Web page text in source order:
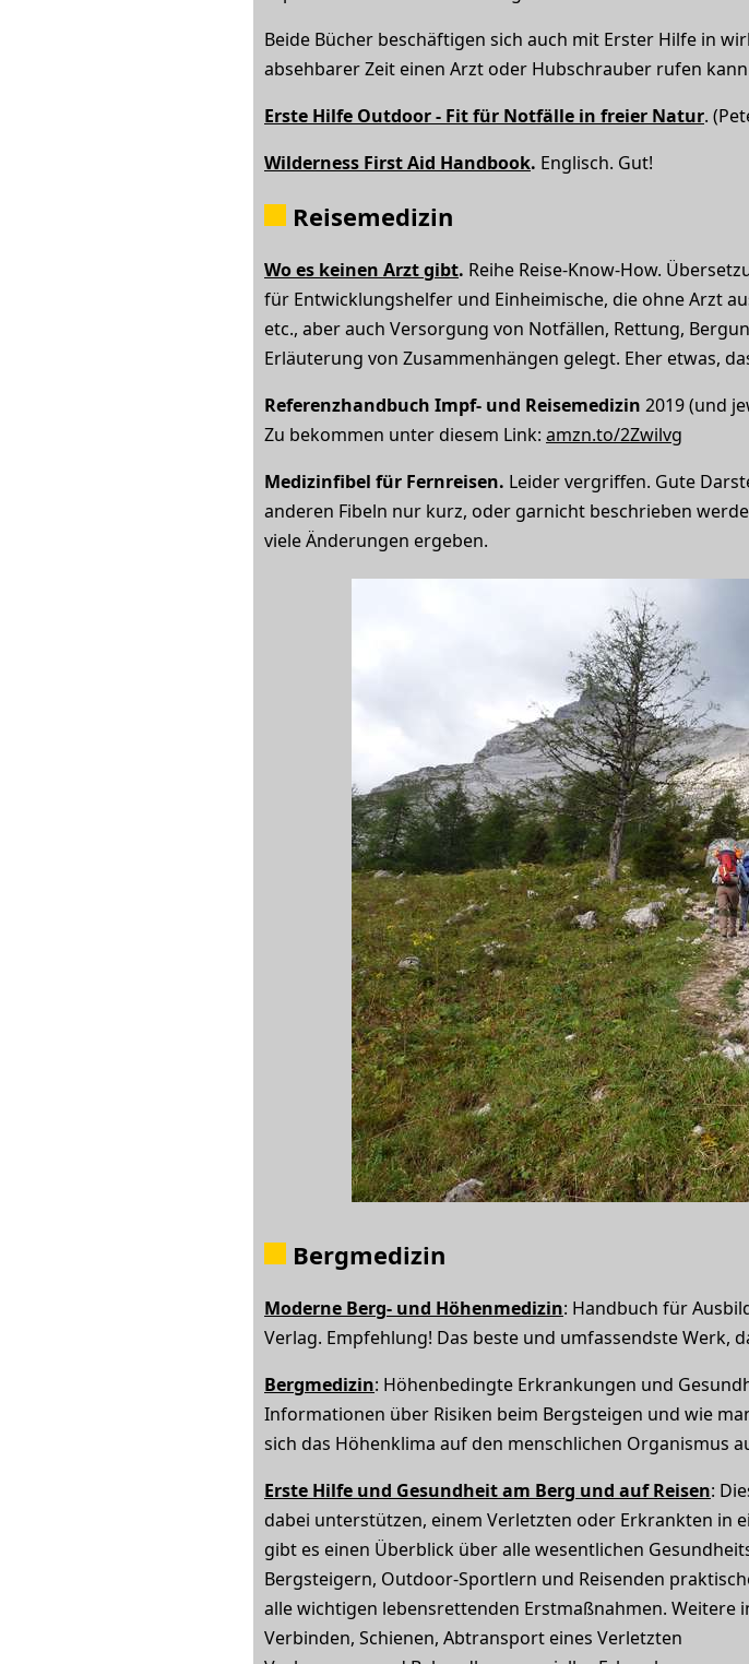
Beide Bücher beschäftigen sich auch mit Erster Hilfe in
absehbarer Zeit einen Arzt oder Hubschrauber rufen
Erste Hilfe Outdoor - Fit für Notfälle in freier Natur.
Wilderness First Aid Handbook. Englisch. Gut!
Reisemedizin
Wo es keinen Arzt gibt. Reihe Reise-Know-How.
für Entwicklungshelfer und Einheimische, die ohne Arzt
etc., aber auch Versorgung von Notfällen, Rettung,
Erläuterung von Zusammenhängen gelegt. Eher etwas,
Referenzhandbuch Impf- und Reisemedizin 2019 (und
Zu bekommen unter diesem Link: amzn.to/2Zwilvg
Medizinfibel für Fernreisen. Leider vergriffen. Gute
anderen Fibeln nur kurz, oder garnicht beschrieben
viele Änderungen ergeben.
Bergmedizin
Moderne Berg- und Höhenmedizin: Handbuch für
Verlag. Empfehlung! Das beste und umfassendste Werk,
Bergmedizin: Höhenbedingte Erkrankungen und
Informationen über Risiken beim Bergsteigen und wie
sich das Höhenklima auf den menschlichen Organismus
Erste Hilfe und Gesundheit am Berg und auf Reisen:
dabei unterstützen, einem Verletzten oder Erkrankten in
gibt es einen Überblick über alle wesentlichen
Bergsteigern, Outdoor-Sportlern und Reisenden
alle wichtigen lebensrettenden Erstmaßnahmen. Weitere
Verbinden, Schienen, Abtransport eines Verletzten